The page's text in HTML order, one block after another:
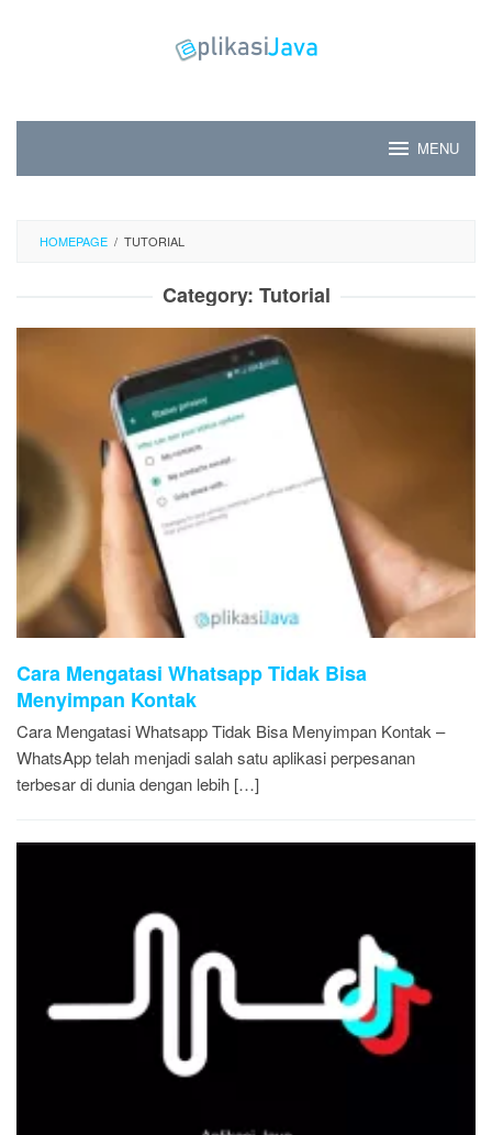
MENU
HOMEPAGE / TUTORIAL
Category: Tutorial
Cara Mengatasi Whatsapp Tidak Bisa
Menyimpan Kontak
Cara Mengatasi Whatsapp Tidak Bisa Menyimpan Kontak –
WhatsApp telah menjadi salah satu aplikasi perpesanan
terbesar di dunia dengan lebih […]